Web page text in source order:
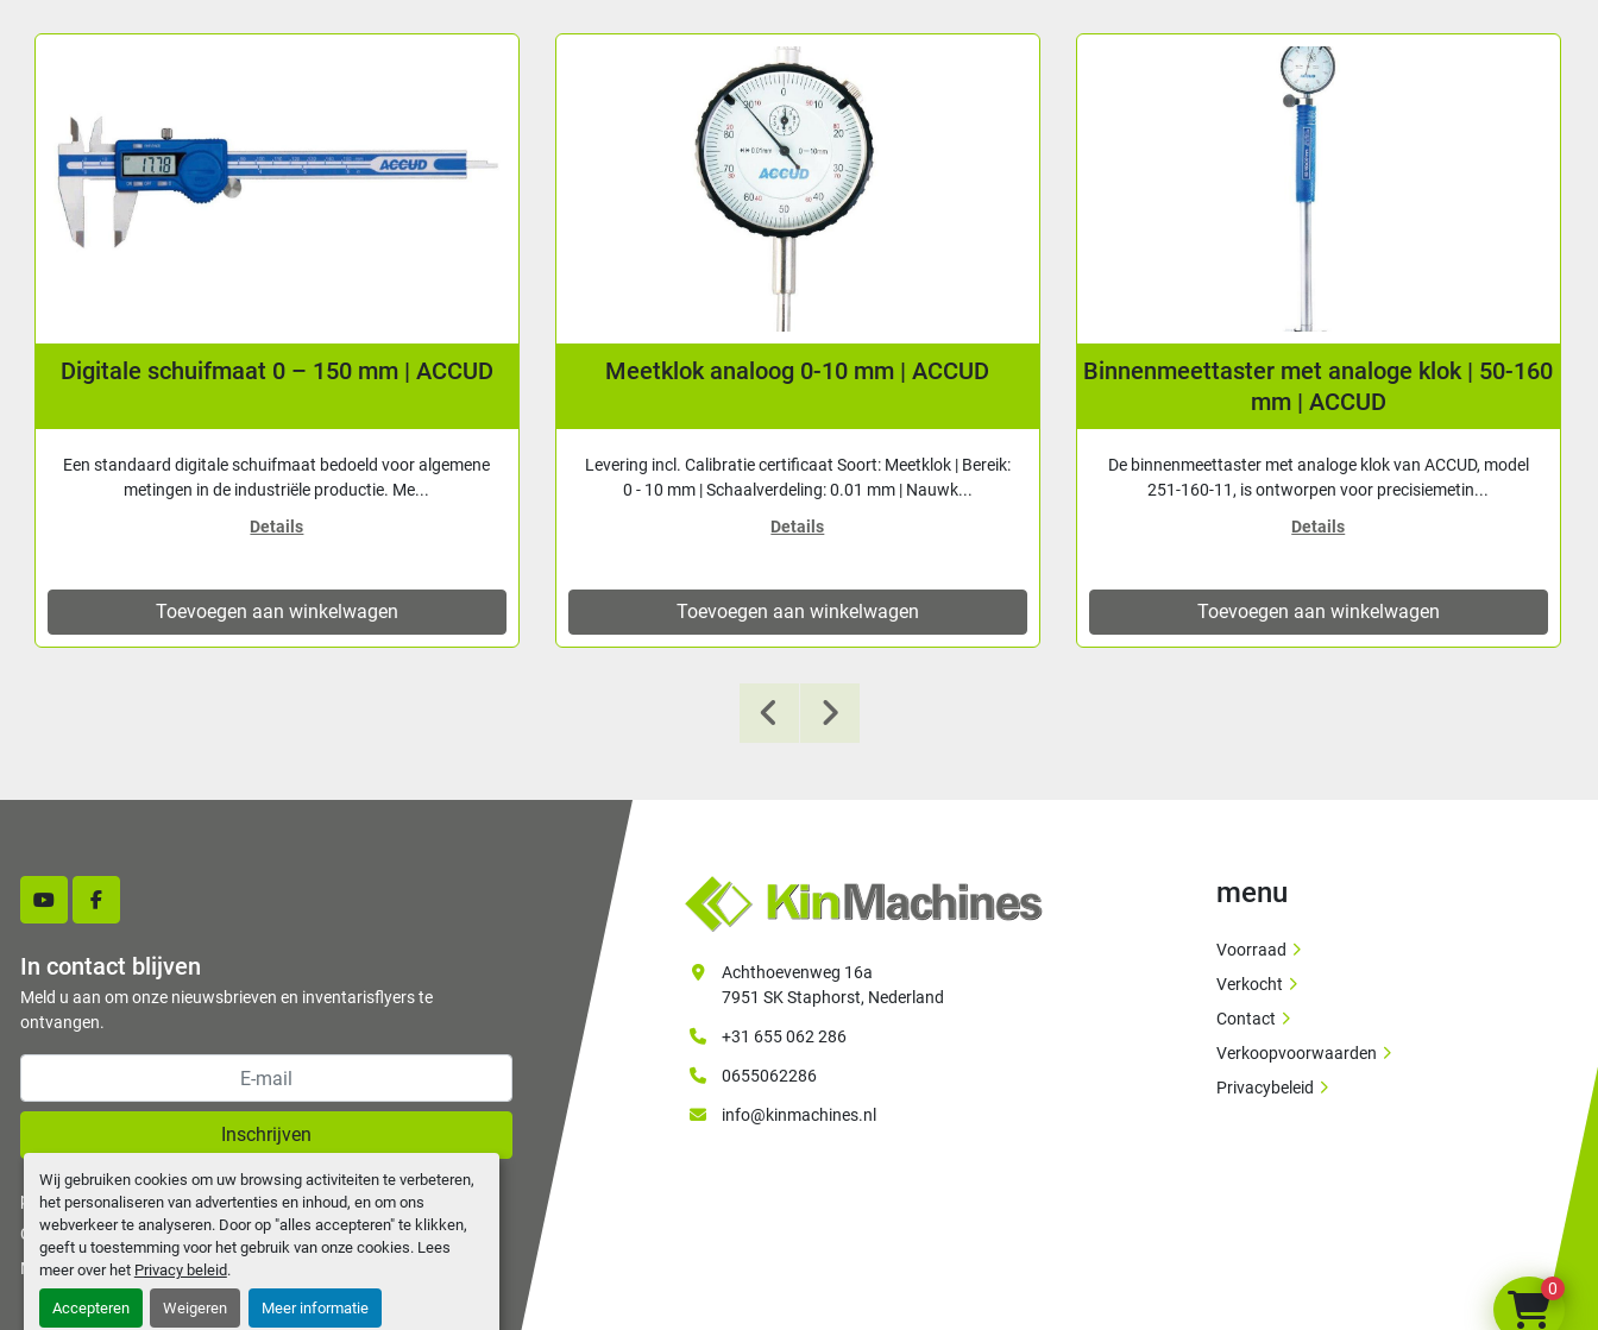
Wij gebruiken cookies om uw browsing activiteiten te verbeteren,
het personaliseren van advertenties en inhoud, en om ons
webverkeer te analyseren. Door op "alles accepteren" te klikken,
geeft u toestemming voor het gebruik van onze cookies. Lees
meer over het Privacy beleid.
Accepteren Weigeren Meer informatie
Digitale schuifmaat 0 – 150 mm | ACCUD
Een standaard digitale schuifmaat bedoeld voor algemene
metingen in de industriële productie. Me...
Details
Toevoegen aan winkelwagen
Meetklok analoog 0-10 mm | ACCUD
Levering incl. Calibratie certificaat Soort: Meetklok | Bereik:
0 - 10 mm | Schaalverdeling: 0.01 mm | Nauwk...
Details
Toevoegen aan winkelwagen
Binnenmeettaster met analoge klok | 50-160
mm | ACCUD
De binnenmeettaster met analoge klok van ACCUD, model
251-160-11, is ontworpen voor precisiemetin...
Details
Toevoegen aan winkelwagen
youtubefacebook
In contact blijven
Meld u aan om onze nieuwsbrieven en inventarisflyers te
ontvangen.
Inschrijven
privacy policy
Cookies beheren
Machinio Systemwebsite door
Achthoevenweg 16a
7951 SK Staphorst, Nederland
+31 655 062 286
0655062286
info@kinmachines.nl
menu
Voorraad
Verkocht
Contact
Verkoopvoorwaarden
Privacybeleid
0